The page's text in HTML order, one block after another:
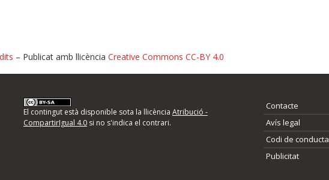
d'errors
següents i descriviu quina és la millora que
– Publicat amb llicència Creative Commons CC-BY 4.0
El contingut està disponible sota la llicència Atribució -
CompartirIgual 4.0si no s'indica el contrari.
Contacte
Avís legal
Codi de conducta
Publicitat